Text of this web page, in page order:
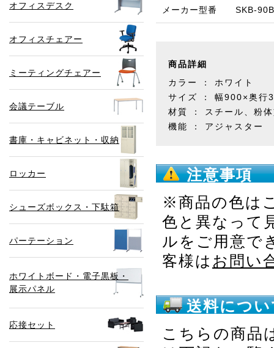
オフィスデスク
オフィスチェアー
ミーティングチェアー
会議テーブル
書庫・キャビネット・収納
ロッカー
シューズボックス・下駄箱
パーテーション
ホワイトボード・電子黒板・
展示パネル
応接セット
メーカー型番 SKB-90B
商品詳細
カラー ： ホワイト
サイズ ： 幅900×奥行
材質 ： スチール、粉
機能 ： アジャスター
注意事項
※商品の色は
色と異なって
ルをご用意で
客様は お問い
送料につ
こちらの商品